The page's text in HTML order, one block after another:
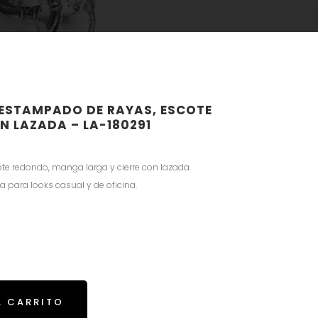
DE RAYAS, ESCOTE
LAZADA – LA-180291
redondo, manga larga y cierre con lazada.
para looks casual y de oficina.
CARRITO